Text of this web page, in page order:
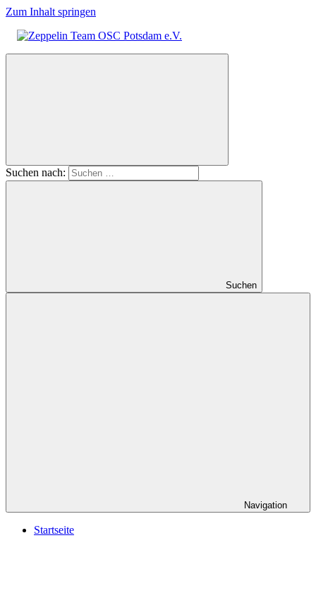
Zum Inhalt springen
Suchen nach:
Suchen
Navigation
Startseite